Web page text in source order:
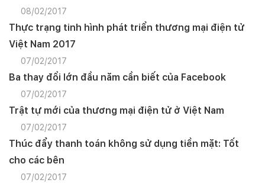
08/02/2017
Thực trạng tinh hình phát triển thương mại điện tử
Việt Nam 2017
07/02/2017
Ba thay đổi lớn đầu năm cần biết của Facebook
07/02/2017
Trật tự mới của thương mại điện tử ở Việt Nam
07/02/2017
Thúc đẩy thanh toán không sử dụng tiền mặt: Tốt
cho các bên
07/02/2017